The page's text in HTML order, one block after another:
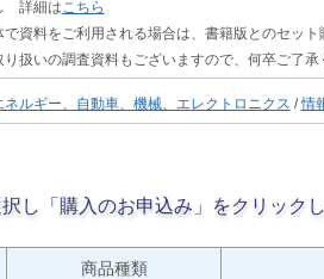
詳細は こちら
資料をご利用される場合は、書籍版とのセッ
り扱いの調査資料もございますので、何卒ご了承
ネルギー、自動車、機械、エレクトロニクス /情
し「購入のお申込み」をクリック
商品種類